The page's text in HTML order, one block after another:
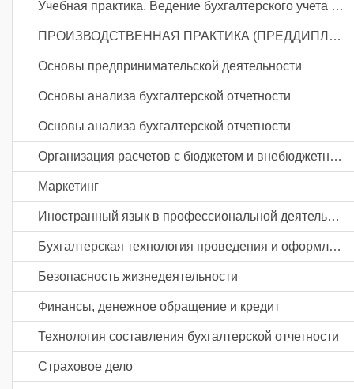
Учебная практика. Ведение бухгалтерского учета источников формирования активов, выполнение работ по инвентаризации активов и финансовых обязательств организации
ПРОИЗВОДСТВЕННАЯ ПРАКТИКА (ПРЕДДИПЛОМНАЯ)
Основы предпринимательской деятельности
Основы анализа бухгалтерской отчетности
Основы анализа бухгалтерской отчетности
Организация расчетов с бюджетом и внебюджетными фондами
Маркетинг
Иностранный язык в профессиональной деятельности
Бухгалтерская технология проведения и оформления инвентаризации
Безопасность жизнедеятельности
Финансы, денежное обращение и кредит
Технология составления бухгалтерской отчетности
Страховое дело